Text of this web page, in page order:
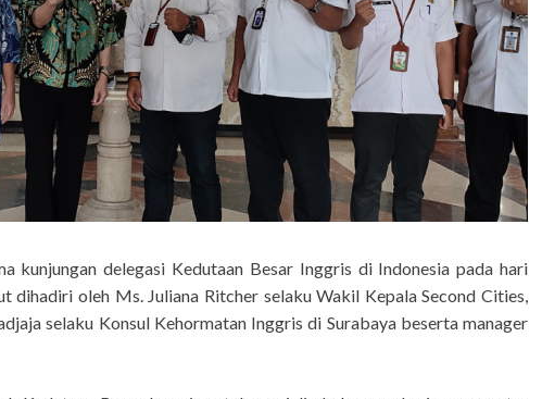
kunjungan delegasi Kedutaan Besar Inggris di Indonesia pada hari
dihadiri oleh Ms. Juliana Ritcher selaku Wakil Kepala Second Cities,
selaku Konsul Kehormatan Inggris di Surabaya beserta manager